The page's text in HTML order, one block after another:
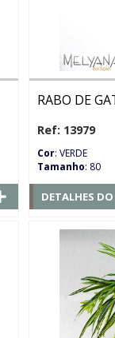
RABO DE
Ref: 13979
Cor: VERDE
Tamanho: 80
DETALHES